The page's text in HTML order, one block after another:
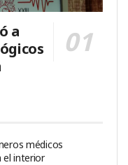
a
médicos
el interior